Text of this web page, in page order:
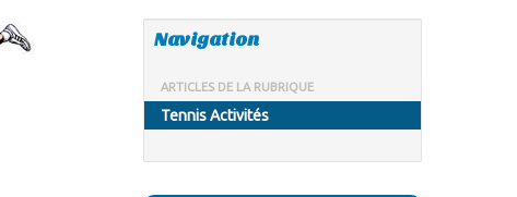
Navigation
ARTICLES DE LA RUBRIQUE
Tennis Activités